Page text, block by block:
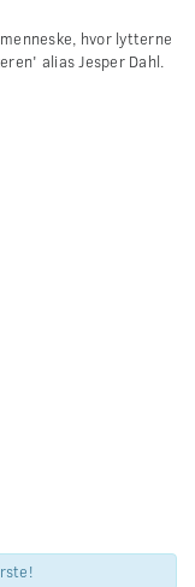
hvor lytterne
alias Jesper Dahl.